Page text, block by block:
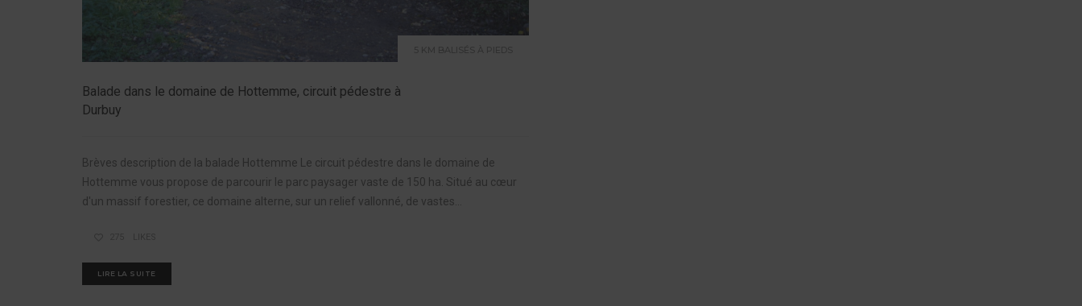
Balade dans le domaine de Hottemme, circuit pédestre à
Durbuy
Brèves description de la balade Hottemme Le circuit pédestre dans le domaine de
Hottemme vous propose de parcourir le parc paysager vaste de 150 ha. Situé au cœur
d'un massif forestier, ce domaine alterne, sur un relief vallonné, de vastes...
LIRE LA SUITE